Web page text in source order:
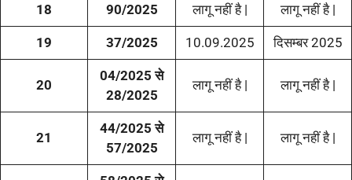
18 90/2025 लागू नहीं है | लागू नहीं है |
19 37/2025 10.09.2025 दिसम्बर 2025
20
04/2025 से
28/2025
लागू नहीं है | लागू नहीं है |
21
44/2025 से
57/2025
लागू नहीं है | लागू नहीं है |